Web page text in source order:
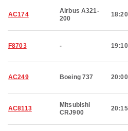
AC174
Airbus A321-
200
18:20
F8703 - 19:10
AC249 Boeing 737 20:00
AC8113
Mitsubishi
CRJ900
20:15